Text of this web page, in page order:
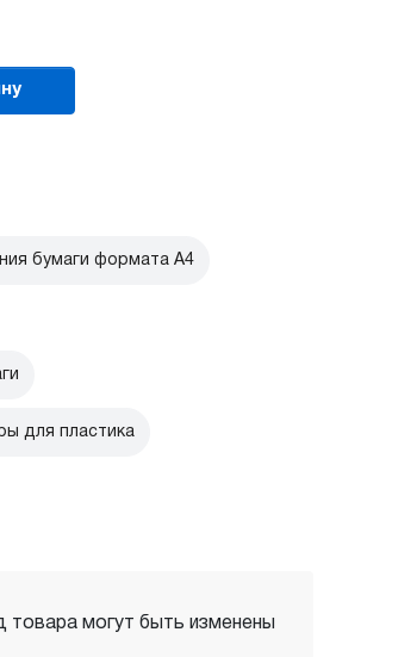
бумаги формата А4
для пластика
товара могут быть изменены